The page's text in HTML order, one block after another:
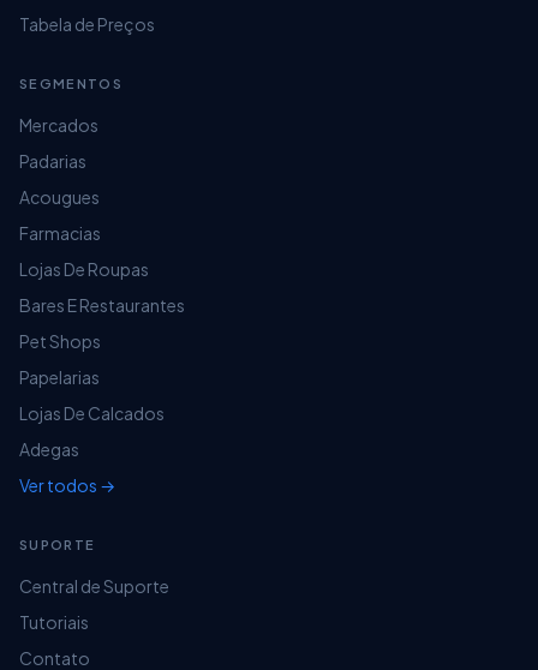
Tabela de Preços
SEGMENTOS
Mercados
Padarias
Acougues
Farmacias
Lojas De Roupas
Bares E Restaurantes
Pet Shops
Papelarias
Lojas De Calcados
Adegas
Ver todos →
SUPORTE
Central de Suporte
Tutoriais
Contato